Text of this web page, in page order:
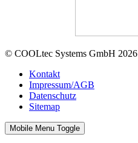
© COOLtec Systems GmbH 2026
Kontakt
Impressum/AGB
Datenschutz
Sitemap
Mobile Menu Toggle